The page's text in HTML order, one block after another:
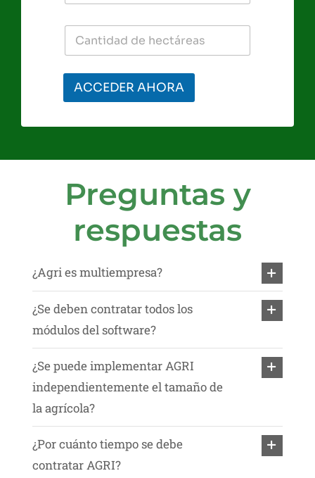
ACCEDER AHORA
Preguntas y
respuestas
¿Agri es multiempresa?
¿Se deben contratar todos los
módulos del software?
¿Se puede implementar AGRI
independientemente el tamaño de
la agrícola?
¿Por cuánto tiempo se debe
contratar AGRI?